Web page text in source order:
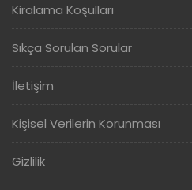
Kiralama Koşulları
Sıkça Sorulan Sorular
İletişim
Kişisel Verilerin Korunması
Gizlilik